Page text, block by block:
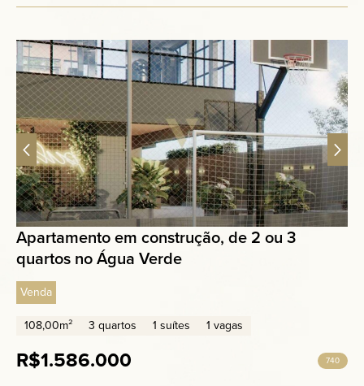
Apartamento em construção, de 2 ou 3
quartos no Água Verde
Venda
108,00m²
3 quartos 1 suítes 1 vagas
R$1.586.000 740